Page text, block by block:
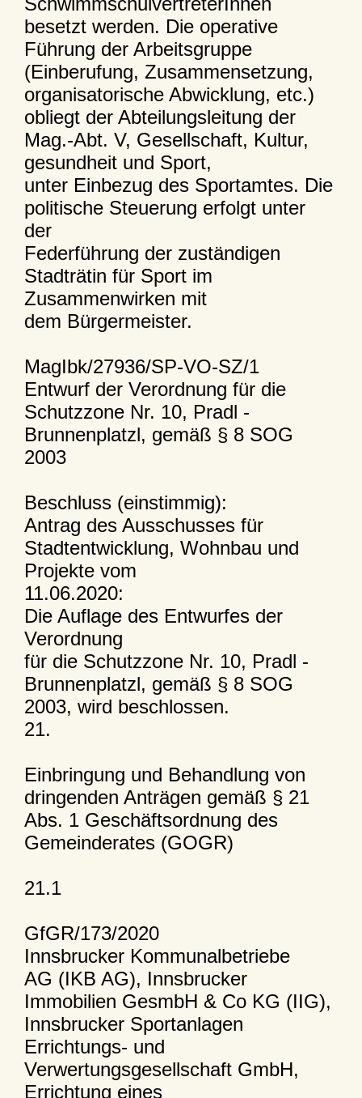
besetzt werden. Die operative
Führung der Arbeitsgruppe
(Einberufung, Zusammensetzung,
organisatorische Abwicklung, etc.)
obliegt der Abteilungsleitung der
Mag.-Abt. V, Gesellschaft, Kultur,
gesundheit und Sport,
unter Einbezug des Sportamtes. Die
politische Steuerung erfolgt unter
der
Federführung der zuständigen
Stadträtin für Sport im
Zusammenwirken mit
dem Bürgermeister.
MagIbk/27936/SP-VO-SZ/1
Entwurf der Verordnung für die
Schutzzone Nr. 10, Pradl -
Brunnenplatzl, gemäß § 8 SOG
2003
Beschluss (einstimmig):
Antrag des Ausschusses für
Stadtentwicklung, Wohnbau und
Projekte vom
11.06.2020:
Die Auflage des Entwurfes der
Verordnung
für die Schutzzone Nr. 10, Pradl -
Brunnenplatzl, gemäß § 8 SOG
2003, wird beschlossen.
21.
Einbringung und Behandlung von
dringenden Anträgen gemäß § 21
Abs. 1 Geschäftsordnung des
Gemeinderates (GOGR)
21.1
GfGR/173/2020
Innsbrucker Kommunalbetriebe
AG (IKB AG), Innsbrucker
Immobilien GesmbH & Co KG (IIG),
Innsbrucker Sportanlagen
Errichtungs- und
Verwertungsgesellschaft GmbH,
Errichtung eines